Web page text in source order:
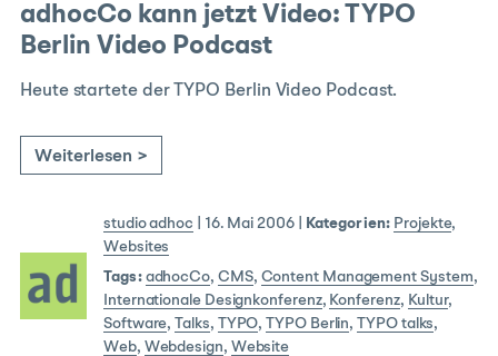
adhocCo kann jetzt Video: TYPO
Berlin Video Podcast
Heute startete der TYPO Berlin Video Podcast.
Weiterlesen >
studio adhoc 16. Mai 2006| Kategorien: Projekte,
Websites
Tags: adhocCo, CMS, Content Management System,
Internationale Designkonferenz, Konferenz, Kultur,
Software,Talks, TYPO,TYPO Berlin,TYPO talks,
Web, Webdesign, Website